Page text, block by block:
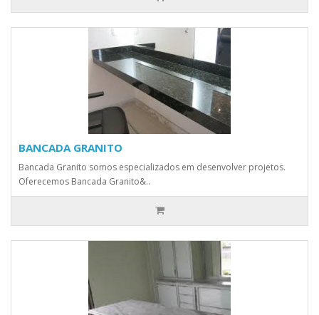
BANCADA GRANITO
Bancada Granito somos especializados em desenvolver projetos.
Oferecemos Bancada Granito&..